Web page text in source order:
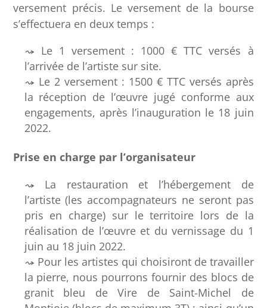
versement précis. Le versement de la bourse
s’effectuera en deux temps :
Le 1 versement : 1000 € TTC versés à
l’arrivée de l’artiste sur site.
Le 2 versement : 1500 € TTC versés après
la réception de l’œuvre jugé conforme aux
engagements, après l’inauguration le 18 juin
2022.
Prise en charge par l’organisateur
La restauration et l’hébergement de
l’artiste (les accompagnateurs ne seront pas
pris en charge) sur le territoire lors de la
réalisation de l’œuvre et du vernissage du 1
juin au 18 juin 2022.
Pour les artistes qui choisiront de travailler
la pierre, nous pourrons fournir des blocs de
granit bleu de Vire de Saint-Michel de